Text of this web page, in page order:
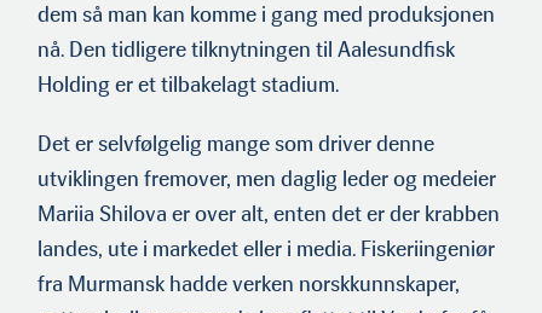
dem så man kan komme i gang med produksjonen
nå. Den tidligere tilknytningen til Aalesundfisk
Holding er et tilbakelagt stadium.
Det er selvfølgelig mange som driver denne
utviklingen fremover, men daglig leder og medeier
Mariia Shilova er over alt, enten det er der krabben
landes, ute i markedet eller i media. Fiskeriingeniør
fra Murmansk hadde verken norskkunnskaper,